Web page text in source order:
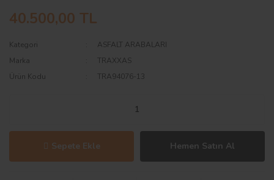
40.500,00 TL
Kategori
ASFALT ARABALARI
Marka
TRAXXAS
Ürün Kodu
TRA94076-13
Sepete Ekle Hemen Satın Al